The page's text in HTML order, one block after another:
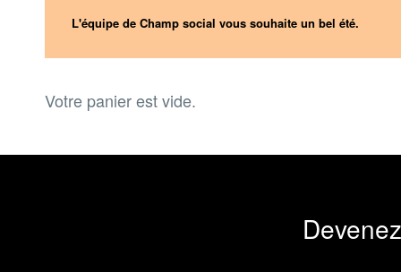
L'équipe de Champ social vous souhaite un bel été.
Votre panier est vide.